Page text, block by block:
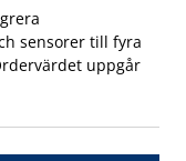
sensorer till fyra
uppgår